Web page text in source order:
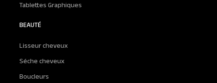
Tablettes Graphiques
BEAUTÉ
Lisseur cheveux
Séche cheveux
Boucleurs